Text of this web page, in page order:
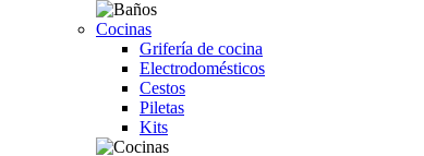
Cocinas
Grifería de cocina
Electrodomésticos
Cestos
Piletas
Kits